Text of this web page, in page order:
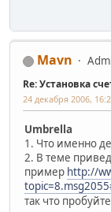
Mavn
Re: Установка
24 декабря 2006,
Umbrella
1. Что именно
2. В теме
пример http://
так что